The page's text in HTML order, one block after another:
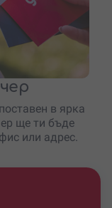
в ярка
ще ти бъде
или адрес.